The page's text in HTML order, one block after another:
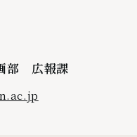
部 広報課